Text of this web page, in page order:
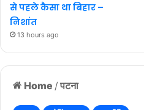
Home / पटना
से पहले कैसा था बिहार –
निशांत
13 hours ago